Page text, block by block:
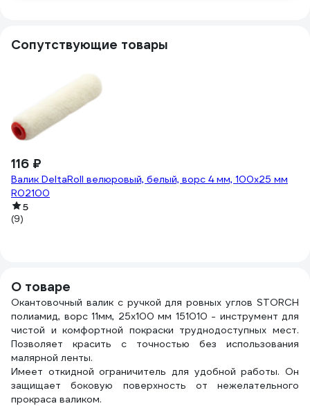
Сопутствующие товары
116 ₽
Валик DeltaRoll велюровый, белый, ворс 4 мм, 100х25 мм
R02100
5
(9)
О товаре
Окантовочный валик с ручкой для ровных углов STORCH
полиамид, ворс 11мм, 25х100 мм 151010 - инструмент для
чистой и комфортной покраски труднодоступных мест.
Позволяет красить с точностью без использования
малярной ленты.
Имеет откидной ограничитель для удобной работы. Он
защищает боковую поверхность от нежелательного
прокраса валиком.